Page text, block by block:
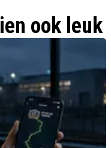
ook leuk